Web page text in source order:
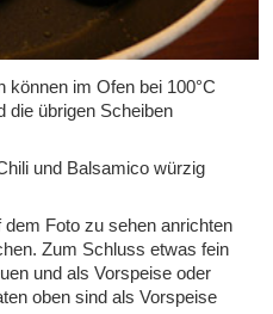
können im Ofen bei 100°C
die übrigen Scheiben
und Balsamico würzig
Foto zu sehen anrichten
Zum Schluss etwas fein
und als Vorspeise oder
oben sind als Vorspeise